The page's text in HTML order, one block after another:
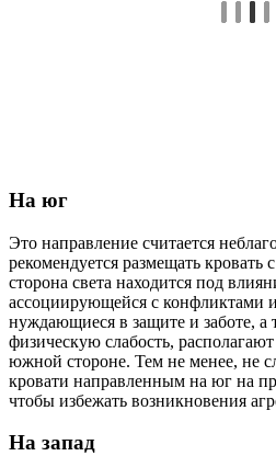
На юг
Это направление считается
рекомендуется размещать кровать
сторона света находится под
ассоциирующейся с конфликтами
нуждающиеся в защите и заботе,
физическую слабость,
южной стороне. Тем не менее, не
кровати направленным на юг на
чтобы избежать возникновения
На запад